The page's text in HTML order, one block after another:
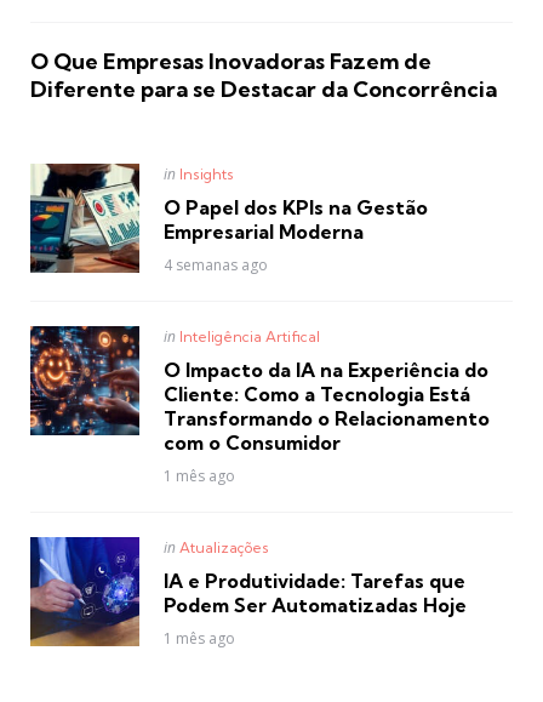
O Que Empresas Inovadoras Fazem de
Diferente para se Destacar da Concorrência
Posted
in Insights
O Papel dos KPIs na Gestão
Empresarial Moderna
4 semanas ago
Posted
in Inteligência Artifical
O Impacto da IA na Experiência do
Cliente: Como a Tecnologia Está
Transformando o Relacionamento
com o Consumidor
1 mês ago
Posted
in Atualizações
IA e Produtividade: Tarefas que
Podem Ser Automatizadas Hoje
1 mês ago